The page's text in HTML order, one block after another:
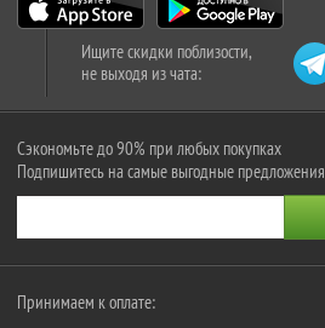
Ищите скидки поблизости,
не выходя из чата:
Сэкономьте до 90% при любых покупках
Подпишитесь на самые выгодные предложения
Принимаем к оплате: